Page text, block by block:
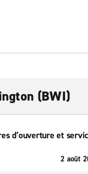
(BWI)
d’ouverture et
2 août